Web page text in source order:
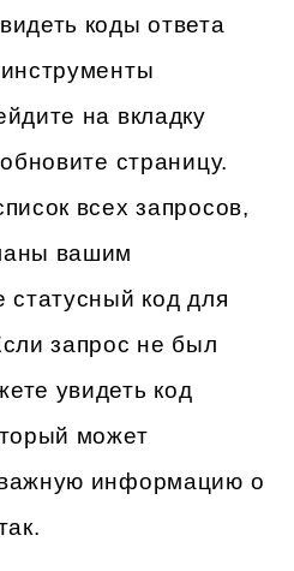
коды ответа
на вкладку
страницу.
всех запросов,
вашим
статусный код для
запрос не был
увидеть код
может
информацию о